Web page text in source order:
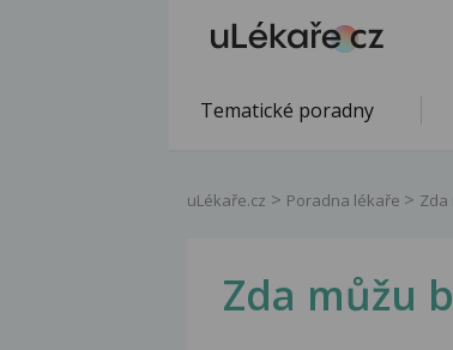
Tematické poradny
uLékaře.cz Poradna lékaře Zda
Zda můžu